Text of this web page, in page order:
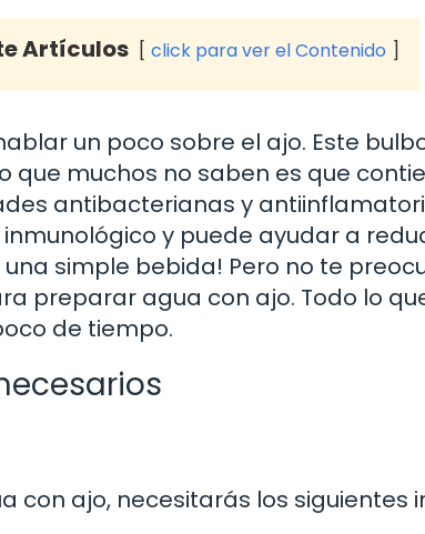
Artículos click para ver el Contenido
un poco sobre el ajo. Este
que muchos no saben es que
antibacterianas y
y puede ayudar a
simple bebida! Pero no te
preparar agua con ajo. Todo lo
de tiempo.
con ajo, necesitarás los siguientes